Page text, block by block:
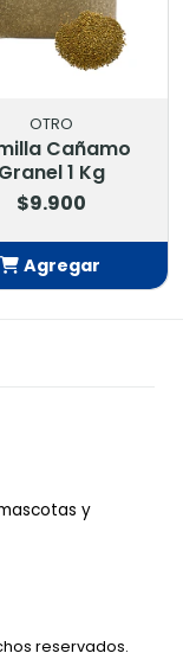
OTRO
Cañamo
Granel 1 Kg
$9.900
Agregar
y
reservados.